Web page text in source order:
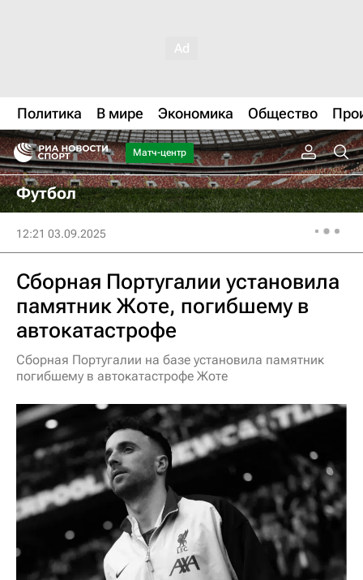
Политика В мире Экономика Общество
Матч-центр
Футбол
12:21 03.09.2025
Сборная Португалии установила
памятник Жоте, погибшему в
автокатастрофе
Сборная Португалии на базе установила памятник
погибшему в автокатастрофе Жоте